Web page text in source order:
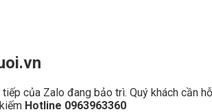
của Zalo đang bảo trì. Quý khách cần
Hotline 0963963360